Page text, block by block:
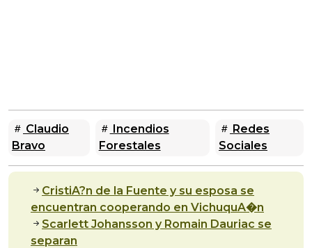
Claudio
Bravo
Incendios
Forestales
Redes
Sociales
CristiA?n de la Fuente y su esposa se
encuentran cooperando en VichuquA�n
Scarlett Johansson y Romain Dauriac se
separan